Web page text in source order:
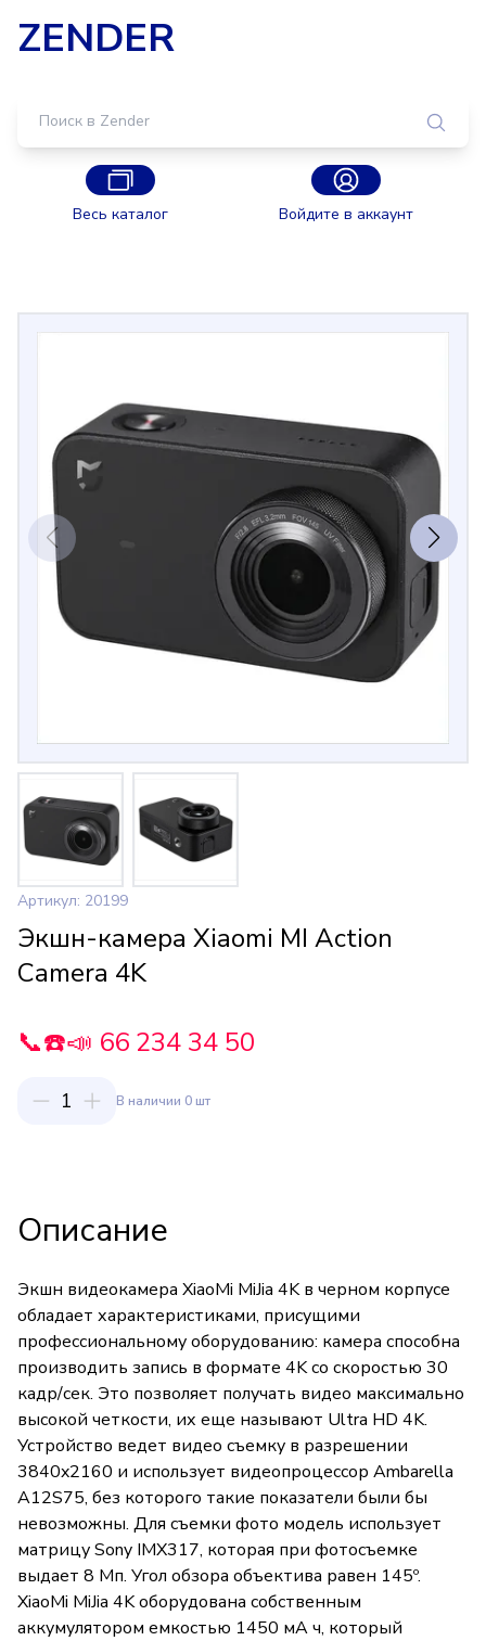
ZENDER
Весь каталог Войдите в аккаунт
Артикул: 20199
Экшн-камера Xiaomi MI Action
Camera 4K
📞☎️📣 66 234 34 50
1 В наличии 0 шт
Описание
Экшн видеокамера XiaoMi MiJia 4K в черном корпусе
обладает характеристиками, присущими
профессиональному оборудованию: камера способна
производить запись в формате 4K со скоростью 30
кадр/сек. Это позволяет получать видео максимально
высокой четкости, их еще называют Ultra HD 4K.
Устройство ведет видео съемку в разрешении
3840x2160 и использует видеопроцессор Ambarella
A12S75, без которого такие показатели были бы
невозможны. Для съемки фото модель использует
матрицу Sony IMX317, которая при фотосъемке
выдает 8 Мп. Угол обзора объектива равен 145º.
XiaoMi MiJia 4K оборудована собственным
аккумулятором емкостью 1450 мА ч, который